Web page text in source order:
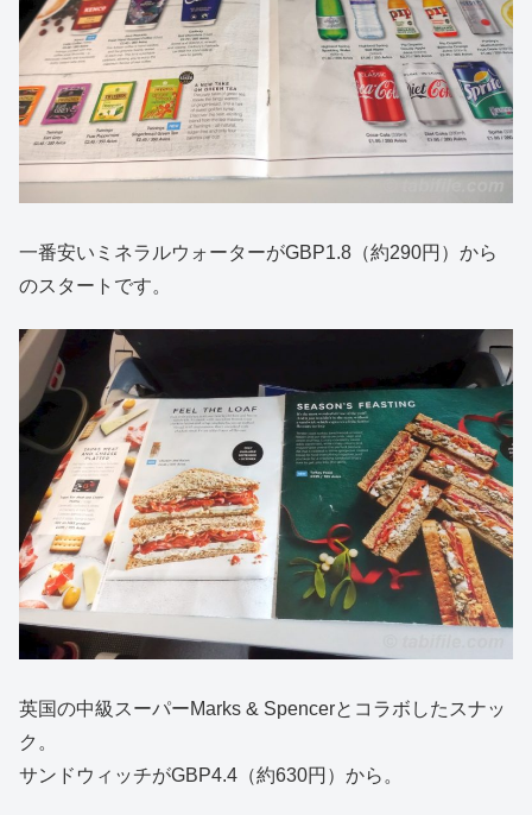
一番安いミネラルウォーターがGBP1.8（約290円）から
のスタートです。
英国の中級スーパーMarks & Spencerとコラボしたスナッ
ク。
サンドウィッチがGBP4.4（約630円）から。